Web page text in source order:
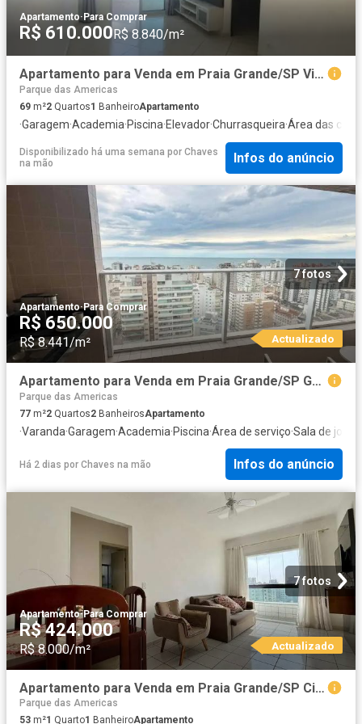
Apartamento· Para Comprar
R$ 610.000R$ 8.840/m²
Apartamento para Venda em Praia Grande/SP Vila Assunção 2 Quartos
Parque das Americas
69 m²2 Quartos1 BanheiroApartamento
·Garagem·Academia·Piscina·Elevador·Churrasqueira·Área das
Disponibilizado há uma semana por Chaves
na mão
Infos do anúncio
7 fotos
Apartamento·Para Comprar
R$ 650.000
R$ 8.441/m² Actualizado
Apartamento para Venda em Praia Grande/SP Guilhermina 2 Quartos
Parque das Americas
77 m²2 Quartos2 BanheirosApartamento
·Varanda·Garagem·Academia·Piscina·Área de serviço·Sala de jogos
Há 2 dias por Chaves na mão Infos do anúncio
7 fotos
Apartamento·Para Comprar
R$ 424.000
R$ 8.000/m² Actualizado
Apartamento para Venda em Praia Grande/SP Cidade Ocian 1 Quartos
Parque das Americas
53 m²1 Quarto1 BanheiroApartamento